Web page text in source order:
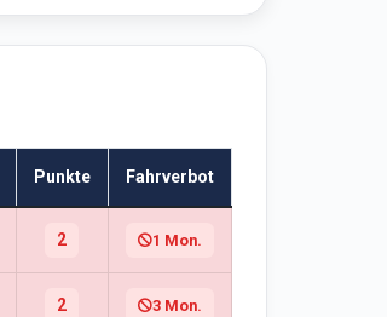
Punkte Fahrverbot
2 1 Mon.
2 3 Mon.